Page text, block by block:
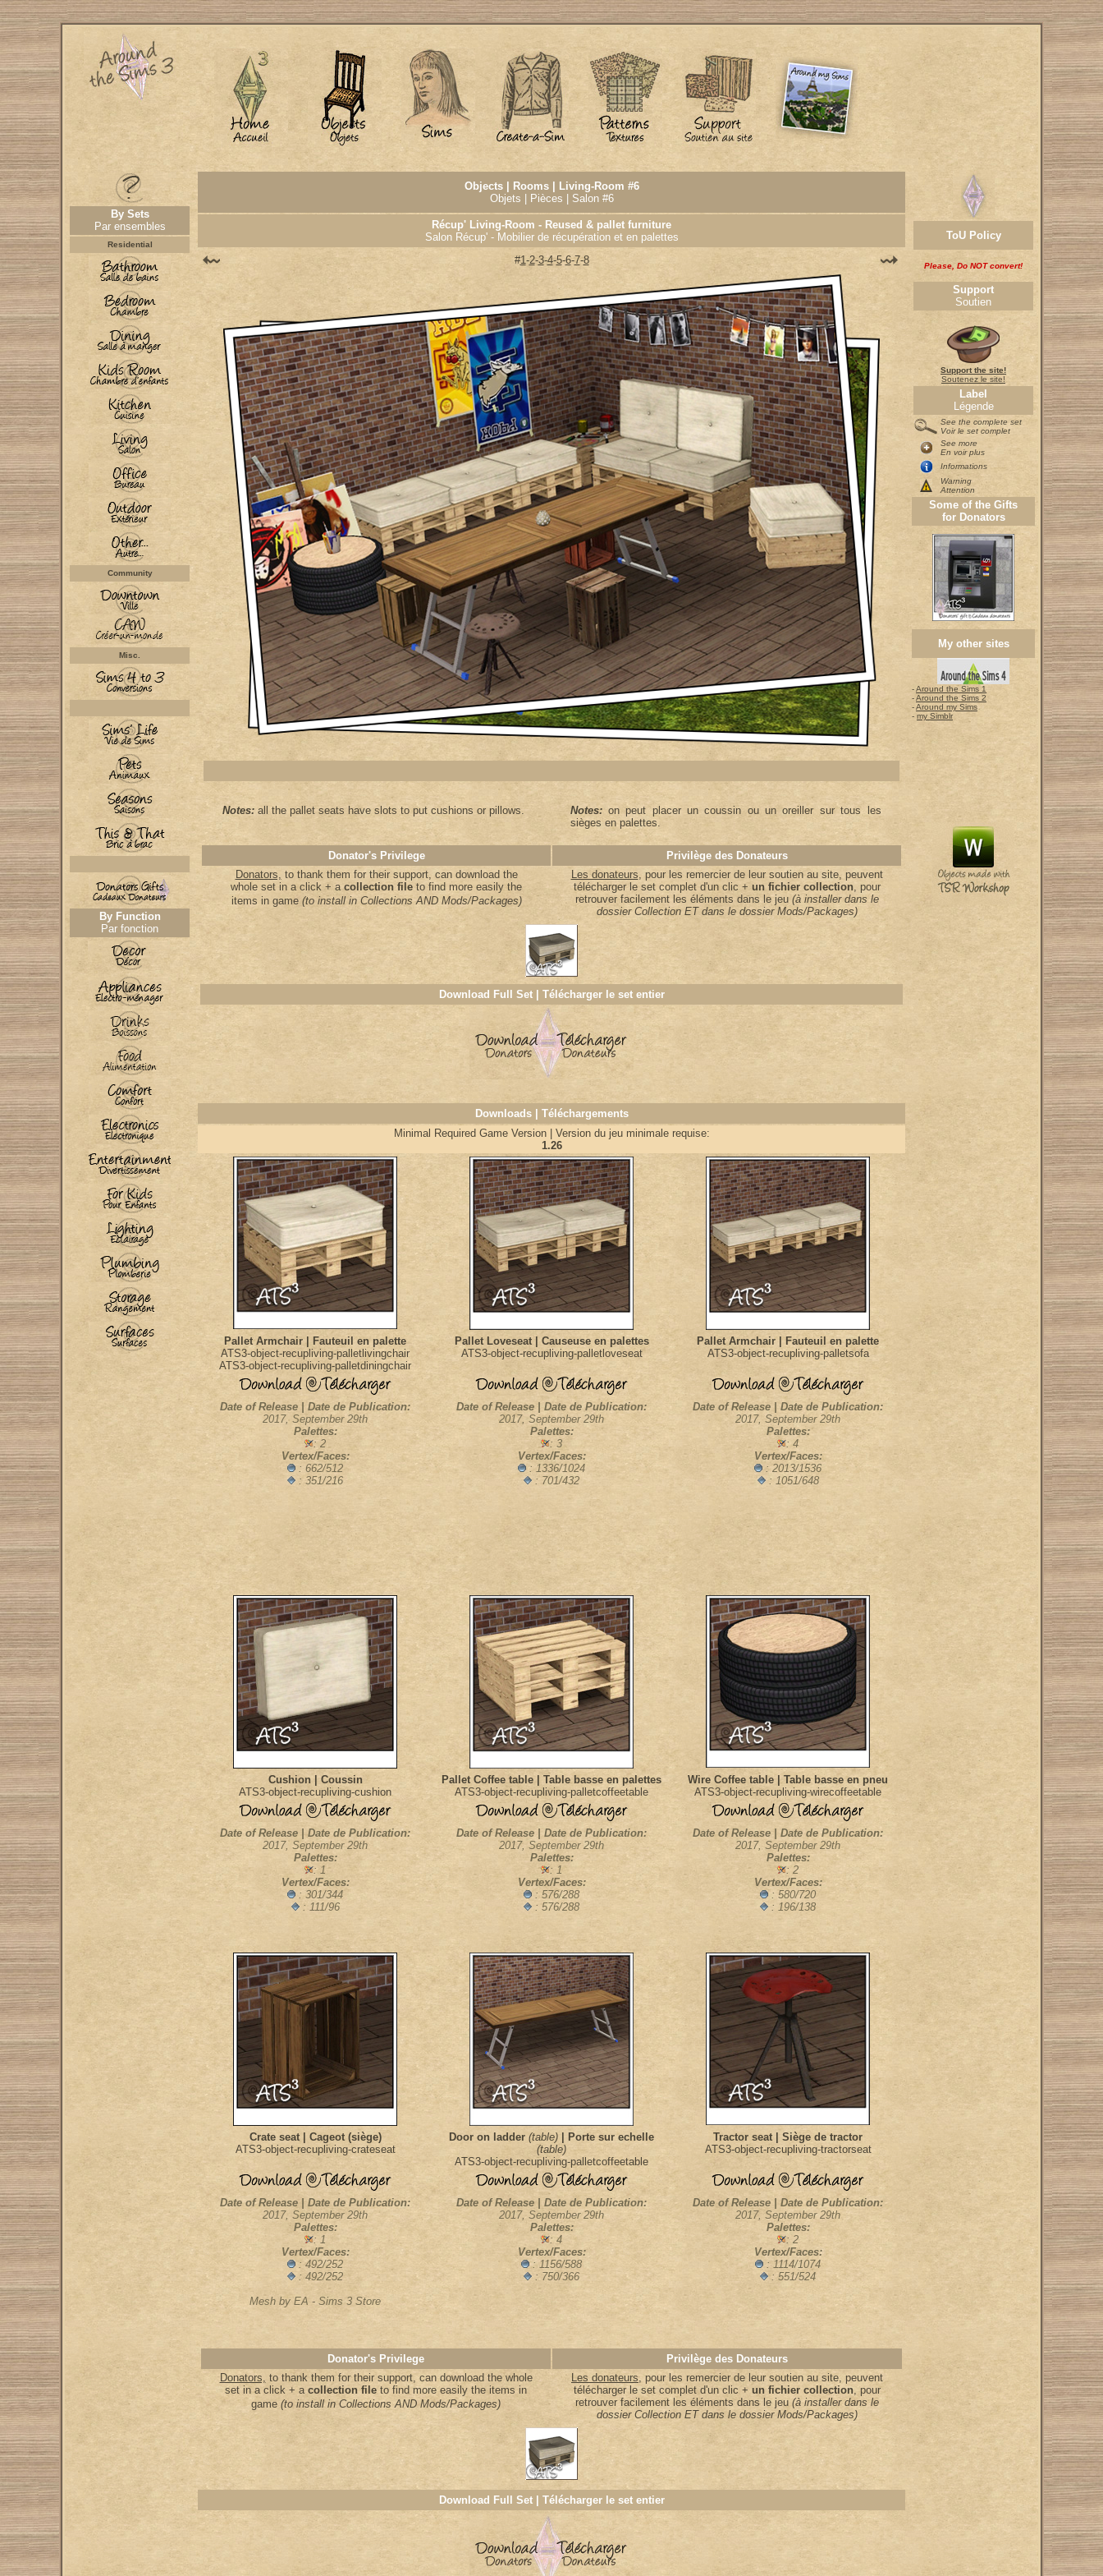
By Sets
Par ensembles
Residential
Community
Misc.
By Function
Par fonction
Objects | Rooms | Living-Room #6
Objets | Pièces | Salon #6
Récup' Living-Room - Reused & pallet furniture
Salon Récup' - Mobilier de récupération et en palettes
#1-2-3-4-5-6-7-8
Notes: all the pallet seats have slots to put cushions or pillows. Notes:on peut placer un coussin ou un oreiller sur tous les
sièges en palettes.
Donator's Privilege
Privilège des Donateurs
Donators, to thank them for their support, can download the
whole set in a click + a collection file to find more easily the
items in game(to install in Collections AND Mods/Packages)
Les donateurs, pour les remercier de leur soutien au site, peuvent
télécharger le set complet d'un clic + un fichier collection, pour
retrouver facilement les éléments dans le jeu(à installer dans le
dossier Collection ET dans le dossier Mods/Packages)
Download Full Set | Télécharger le set entier
Downloads | Téléchargements
Minimal Required Game Version | Version du jeu minimale requise:
1.26
Pallet Armchair | Fauteuil en palette
ATS3-object-recupliving-palletlivingchair
ATS3-object-recupliving-palletdiningchair
Pallet Loveseat | Causeuse en palettes
ATS3-object-recupliving-palletloveseat
Pallet Armchair | Fauteuil en palette
ATS3-object-recupliving-palletsofa
Date of Release | Date de Publication:
2017, September 29th
Palettes:
: 2
Vertex/Faces:
: 662/512
: 351/216
Date of Release | Date de Publication:
2017, September 29th
Palettes:
: 3
Vertex/Faces:
: 1336/1024
: 701/432
Date of Release | Date de Publication:
2017, September 29th
Palettes:
: 4
Vertex/Faces:
: 2013/1536
: 1051/648
Cushion | Coussin
ATS3-object-recupliving-cushion
Pallet Coffee table | Table basse en palettes
ATS3-object-recupliving-palletcoffeetable
Wire Coffee table | Table basse en pneu
ATS3-object-recupliving-wirecoffeetable
Date of Release | Date de Publication:
2017, September 29th
Palettes:
: 1
Vertex/Faces:
: 301/344
: 111/96
Date of Release | Date de Publication:
2017, September 29th
Palettes:
: 1
Vertex/Faces:
: 576/288
: 576/288
Date of Release | Date de Publication:
2017, September 29th
Palettes:
: 2
Vertex/Faces:
: 580/720
: 196/138
Crate seat | Cageot (siège)
ATS3-object-recupliving-crateseat
Door on ladder (table)
| Porte sur echelle
(table)
ATS3-object-recupliving-palletcoffeetable
Tractor seat | Siège de tractor
ATS3-object-recupliving-tractorseat
Date of Release | Date de Publication:
2017, September 29th
Palettes:
: 1
Vertex/Faces:
: 492/252
: 492/252
Mesh by EA - Sims 3 Store
Date of Release | Date de Publication:
2017, September 29th
Palettes:
: 4
Vertex/Faces:
: 1156/588
: 750/366
Date of Release | Date de Publication:
2017, September 29th
Palettes:
: 2
Vertex/Faces:
: 1114/1074
: 551/524
Donator's Privilege
Privilège des Donateurs
Donators, to thank them for their support, can download the whole
set in a click + a collection file to find more easily the items in
game (to install in Collections AND Mods/Packages)
Les donateurs, pour les remercier de leur soutien au site, peuvent
télécharger le set complet d'un clic + un fichier collection, pour
retrouver facilement les éléments dans le jeu (à installer dans le
dossier Collection ET dans le dossier Mods/Packages)
Download Full Set | Télécharger le set entier
ToU Policy
Please, Do NOT convert!
Support
Soutien
Support the site!
Soutenez le site!
Label
Légende
See the complete set
Voir le set complet
See more
En voir plus
Informations
Warning
Attention
Some of the Gifts
for Donators
My other sites
-Around the Sims 1
-Around the Sims 2
-Around my Sims
- my Simblr